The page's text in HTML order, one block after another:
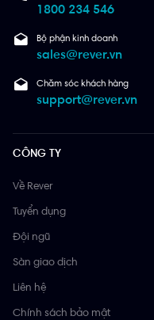
1800 234 546
Bộ phận kinh doanh
sales@rever.vn
Chăm sóc khách hàng
support@rever.vn
CÔNG TY
Về Rever
Tuyển dụng
Đội ngũ
Sàn giao dịch
Liên hệ
Chính sách bảo mật